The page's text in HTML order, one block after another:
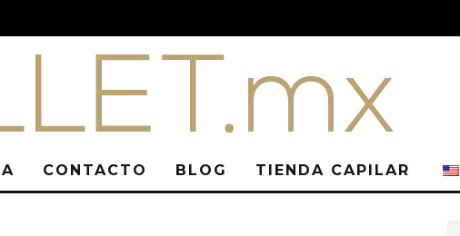
CONTACTO BLOG TIENDA CAPILAR